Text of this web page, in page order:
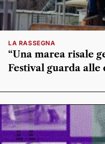
LA RASSEGNA
“Una marea risale
Festival guarda alle